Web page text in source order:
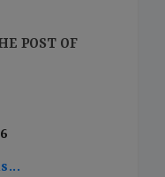
POST OF